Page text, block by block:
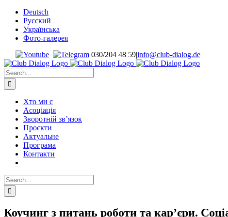
Skip
content
Deutsch
Русский
Українська
Фото-галерея
030/204 48 59|info@club-dialog.de
Search
for:
Хто ми є
Асоціація
Зворотній зв’язок
Проєкти
Актуальне
Програма
Контакти
Search
for:
Коучинг з питань роботи та кар’єри.